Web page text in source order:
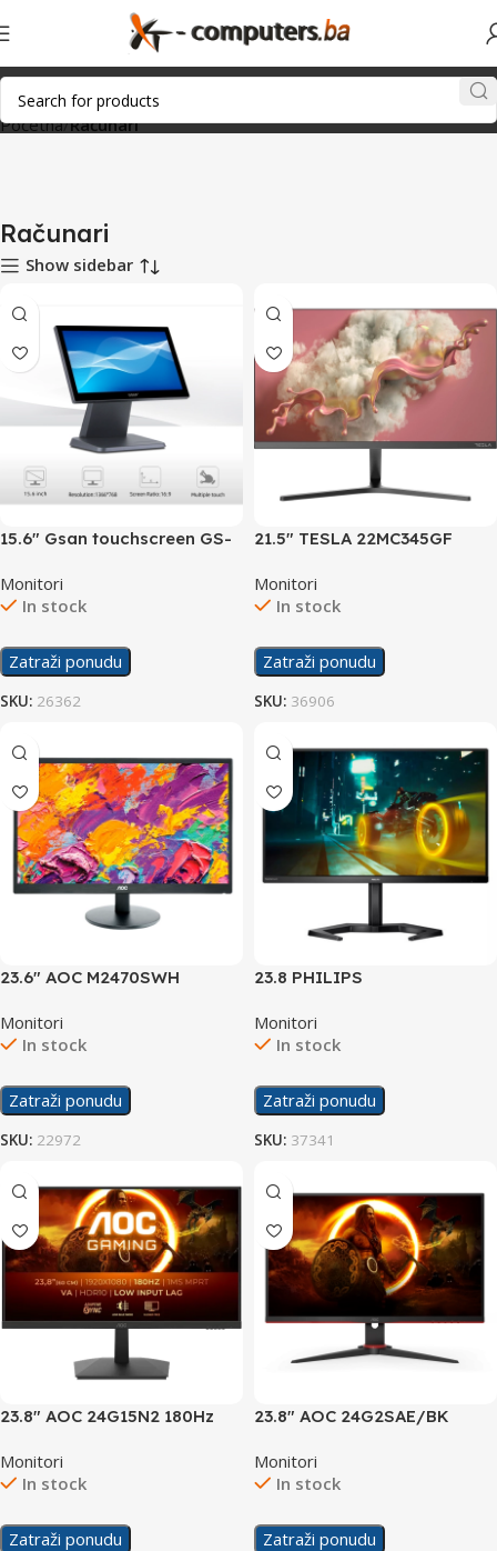
Početna Računari
Računari
Show sidebar
15.6″ Gsan touchscreen GS-
Monitori
In stock
Zatraži ponudu
SKU: 26362
21.5″ TESLA 22MC345GF
Monitori
In stock
Zatraži ponudu
SKU: 36906
23.6″ AOC M2470SWH
Monitori
In stock
Zatraži ponudu
SKU: 22972
23.8 PHILIPS
Gaming Display
Monitori
In stock
Zatraži ponudu
SKU: 37341
23.8″ AOC 24G15N2 180Hz
Monitori
In stock
Zatraži ponudu
23.8″ AOC 24G2SAE/BK
Monitori
In stock
Zatraži ponudu